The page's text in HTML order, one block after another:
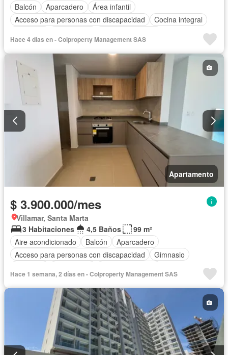
Balcón
Aparcadero
Área infantil
Acceso para personas con discapacidad
Cocina integral
Seguridad privada
Piscina Agua
Hace 4 días en - Colproperty Management SAS
Apartamento
$ 3.900.000/mes
Villamar, Santa Marta
3 Habitaciones
4,5 Baños
99 m²
Aire acondicionado
Balcón
Aparcadero
Acceso para personas con discapacidad
Gimnasio
Seguridad privada
Piscina Agua
Hace 1 semana, 2 días en - Colproperty Management SAS